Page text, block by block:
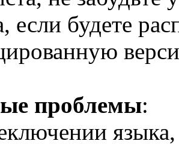
если будете
проблемы:
языка,